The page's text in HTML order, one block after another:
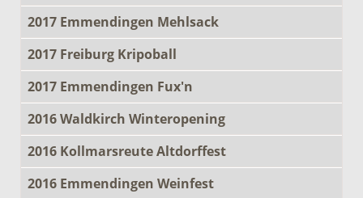
2017 Emmendingen Mehlsack
2017 Freiburg Kripoball
2017 Emmendingen Fux'n
2016 Waldkirch Winteropening
2016 Kollmarsreute Altdorffest
2016 Emmendingen Weinfest